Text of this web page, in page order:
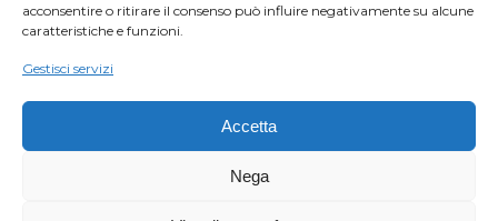
acconsentire o ritirare il consenso può influire negativamente su alcune
caratteristiche e funzioni.
Gestisci servizi
Accetta
Nega
Facebook